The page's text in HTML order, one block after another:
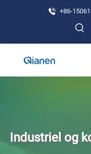
+86-
Industriel og